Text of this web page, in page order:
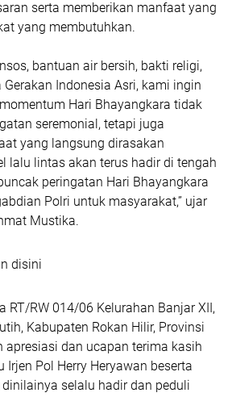
serta memberikan manfaat yang
yang membutuhkan.
bantuan air bersih, bakti religi,
Indonesia Asri, kami ingin
Hari Bhayangkara tidak
seremonial, tetapi juga
yang langsung dirasakan
lalu lintas akan terus hadir di tengah
peringatan Hari Bhayangkara
Polri untuk masyarakat,” ujar
Mustika.
disini
RT/RW 014/06 Kelurahan Banjar XII,
Kabupaten Rokan Hilir, Provinsi
apresiasi dan ucapan terima kasih
Irjen Pol Herry Heryawan beserta
selalu hadir dan peduli